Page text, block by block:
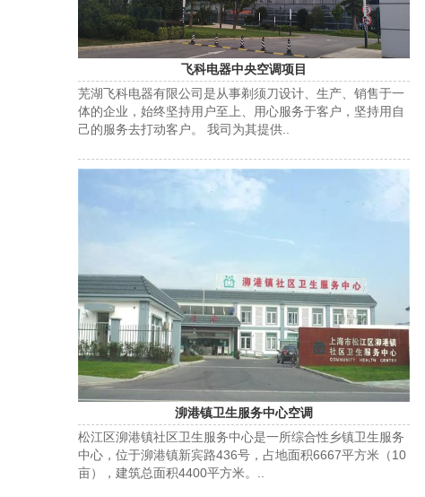
飞科电器中央空调项目
芜湖飞科电器有限公司是从事剃须刀设计、生产、销售于一
体的企业，始终坚持用户至上、用心服务于客户，坚持用自
己的服务去打动客户。 我司为其提供..
泖港镇卫生服务中心空调
松江区泖港镇社区卫生服务中心是一所综合性乡镇卫生服务
中心，位于泖港镇新宾路436号，占地面积6667平方米（10
亩），建筑总面积4400平方米。..